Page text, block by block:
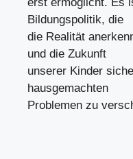
Bildungspolitik, die
die Realität
und die Zukunft
unserer Kinder
hausgemachten
Problemen zu